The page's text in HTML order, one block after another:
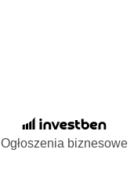
Ogłoszenia biznesowe